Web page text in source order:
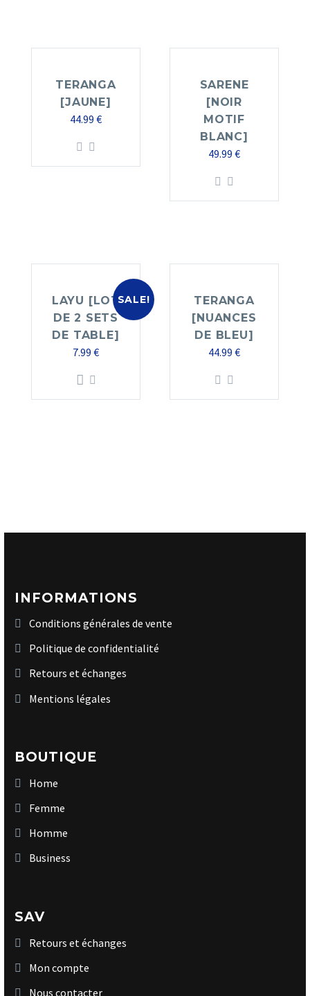
TERANGA
[JAUNE]
44.99 €
SARENE
[NOIR
MOTIF
BLANC]
49.99 €
SALE!
LAYU [LOT
DE 2 SETS
DE TABLE]
7.99 €
TERANGA
[NUANCES
DE BLEU]
44.99 €
INFORMATIONS
Conditions générales de vente
Politique de confidentialité
Retours et échanges
Mentions légales
BOUTIQUE
Home
Femme
Homme
Business
SAV
Retours et échanges
Mon compte
Nous contacter